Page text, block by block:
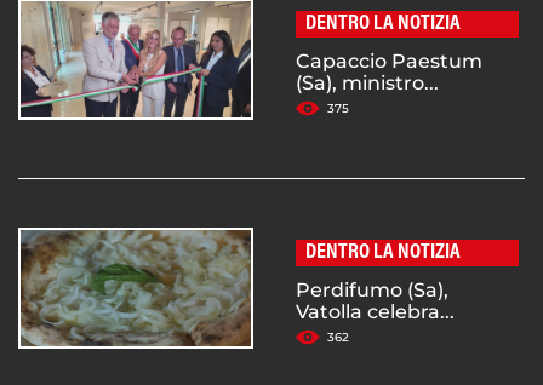
DENTRO LA NOTIZIA
Capaccio Paestum
(Sa), ministro...
375
DENTRO LA NOTIZIA
Perdifumo (Sa),
Vatolla celebra...
362